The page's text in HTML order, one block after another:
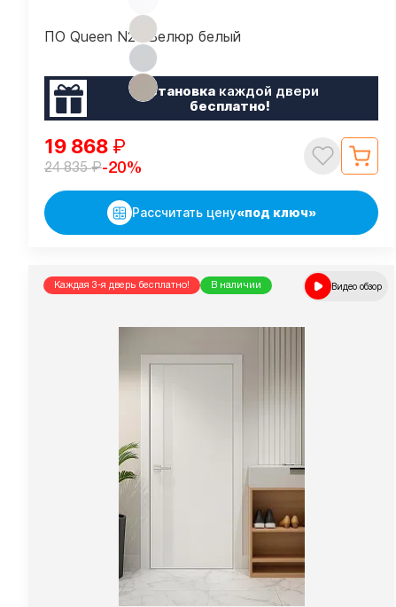
ПО Queen N23 Велюр белый
Установкакаждой двери
бесплатно!
19 868 ₽
24 835₽-20%
Рассчитать цену«под ключ»
Каждая 3-я дверь бесплатно! В наличии Видео обзор